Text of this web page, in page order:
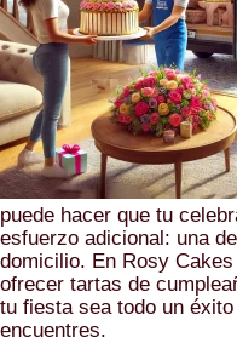
puede hacer que tu
esfuerzo adicional: una
domicilio. En Rosy
ofrecer tartas de
tu fiesta sea todo un
encuentres.